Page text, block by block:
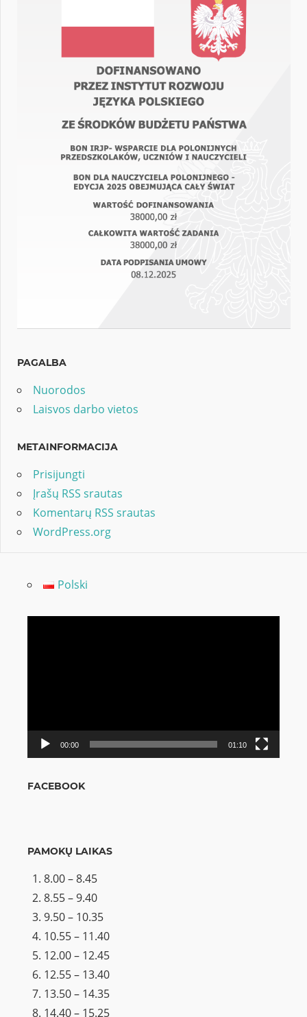
PAGALBA
Nuorodos
Laisvos darbo vietos
METAINFORMACIJA
Prisijungti
Įrašų RSS srautas
Komentarų RSS srautas
WordPress.org
Polski
00:00 01:10
FACEBOOK
PAMOKŲ LAIKAS
8.00 – 8.45
8.55 – 9.40
9.50 – 10.35
10.55 – 11.40
12.00 – 12.45
12.55 – 13.40
13.50 – 14.35
14.40 – 15.25